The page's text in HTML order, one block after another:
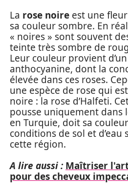
La rose noire est une
sa couleur sombre. En
« noires » sont souvent
teinte très sombre de
Leur couleur provient
anthocyanine, dont la
élevée dans ces roses.
une espèce de rose qui
noire : la rose d’Halfeti.
pousse uniquement dans
en Turquie, doit sa
conditions de sol et d’eau
cette région.
A lire aussi : Maîtriser
pour des cheveux